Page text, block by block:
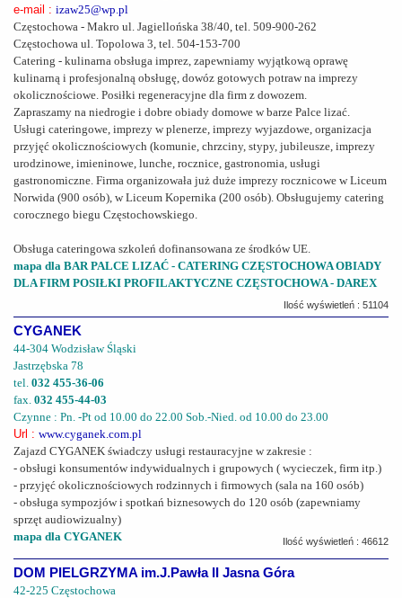
e-mail : izaw25@wp.pl
Częstochowa - Makro ul. Jagiellońska 38/40, tel. 509-900-262
Częstochowa ul. Topolowa 3, tel. 504-153-700
Catering - kulinarna obsługa imprez, zapewniamy wyjątkową oprawę
kulinarną i profesjonalną obsługę, dowóz gotowych potraw na imprezy
okolicznościowe. Posiłki regeneracyjne dla firm z dowozem.
Zapraszamy na niedrogie i dobre obiady domowe w barze Palce lizać.
Usługi cateringowe, imprezy w plenerze, imprezy wyjazdowe, organizacja
przyjęć okolicznościowych (komunie, chrzciny, stypy, jubileusze, imprezy
urodzinowe, imieninowe, lunche, rocznice, gastronomia, usługi
gastronomiczne. Firma organizowała już duże imprezy rocznicowe w Liceum
Norwida (900 osób), w Liceum Kopernika (200 osób). Obsługujemy catering
corocznego biegu Częstochowskiego.
Obsługa cateringowa szkoleń dofinansowana ze środków UE.
mapa dla BAR PALCE LIZAĆ - CATERING CZĘSTOCHOWA OBIADY
DLA FIRM POSIŁKI PROFILAKTYCZNE CZĘSTOCHOWA - DAREX
Ilość wyświetleń : 51104
CYGANEK
44-304 Wodzisław Śląski
Jastrzębska 78
tel. 032 455-36-06
fax. 032 455-44-03
Czynne : Pn. -Pt od 10.00 do 22.00 Sob.-Nied. od 10.00 do 23.00
Url : www.cyganek.com.pl
Zajazd CYGANEK świadczy usługi restauracyjne w zakresie :
- obsługi konsumentów indywidualnych i grupowych ( wycieczek, firm itp.)
- przyjęć okolicznościowych rodzinnych i firmowych (sala na 160 osób)
- obsługa sympozjów i spotkań biznesowych do 120 osób (zapewniamy
sprzęt audiowizualny)
mapa dla CYGANEK
Ilość wyświetleń : 46612
DOM PIELGRZYMA im.J.Pawła II Jasna Góra
42-225 Częstochowa